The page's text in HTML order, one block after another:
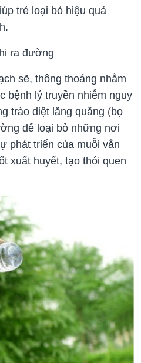
trẻ loại bỏ hiệu quả
ra đường
sẽ, thông thoáng nhằm
bệnh lý truyền nhiễm nguy
trào diệt lăng quăng (bọ
để loại bỏ những nơi
phát triển của muỗi vằn
xuất huyết, tạo thói quen